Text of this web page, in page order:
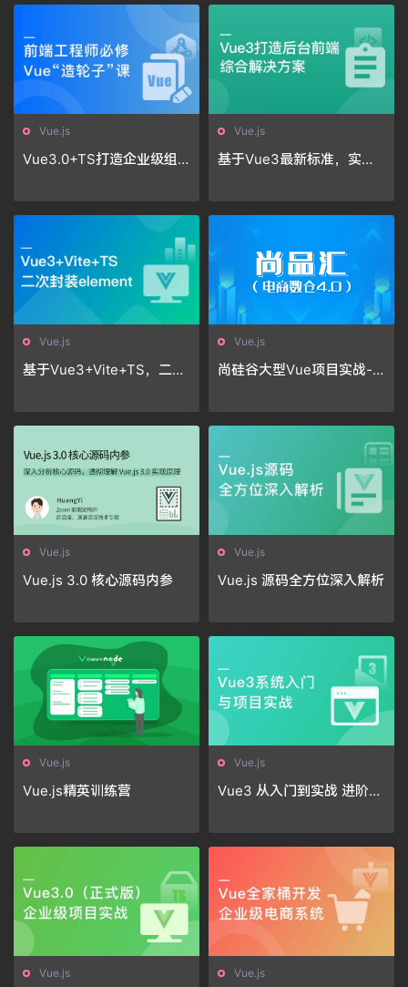
Vue.js
Vue3.0+TS打造企业级组
Vue.js
基于Vue3最新标准，实现
Vue.js
基于Vue3+Vite+TS，二次
Vue.js
尚硅谷大型Vue项目实战-
Vue.js
Vue.js 3.0 核心源码内参
Vue.js
Vue.js 源码全方位深入解析
Vue.js
Vue.js精英训练营
Vue.js
Vue3 从入门到实战 进阶式
Vue.js Vue.js